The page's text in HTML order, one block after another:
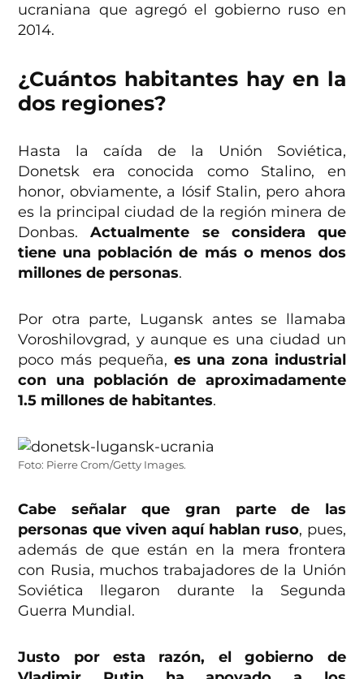
ucraniana que agregó el gobierno ruso en
2014.
¿Cuántos habitantes hay en la
dos regiones?
Hasta la caída de la Unión Soviética,
Donetsk era conocida como Stalino, en
honor, obviamente, a Iósif Stalin, pero ahora
es la principal ciudad de la región minera de
Donbas. Actualmente se considera que
tiene una población de más o menos dos
millones de personas.
Por otra parte, Lugansk antes se llamaba
Voroshilovgrad, y aunque es una ciudad un
poco más pequeña, es una zona industrial
con una población de aproximadamente
1.5 millones de habitantes.
Foto: Pierre Crom/Getty Images.
Cabe señalar que gran parte de las
personas que viven aquí hablan ruso, pues,
además de que están en la mera frontera
con Rusia, muchos trabajadores de la Unión
Soviética llegaron durante la Segunda
Guerra Mundial.
Justo por esta razón, el gobierno de